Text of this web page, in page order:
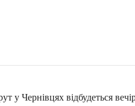
у Чернівцях відбудеться